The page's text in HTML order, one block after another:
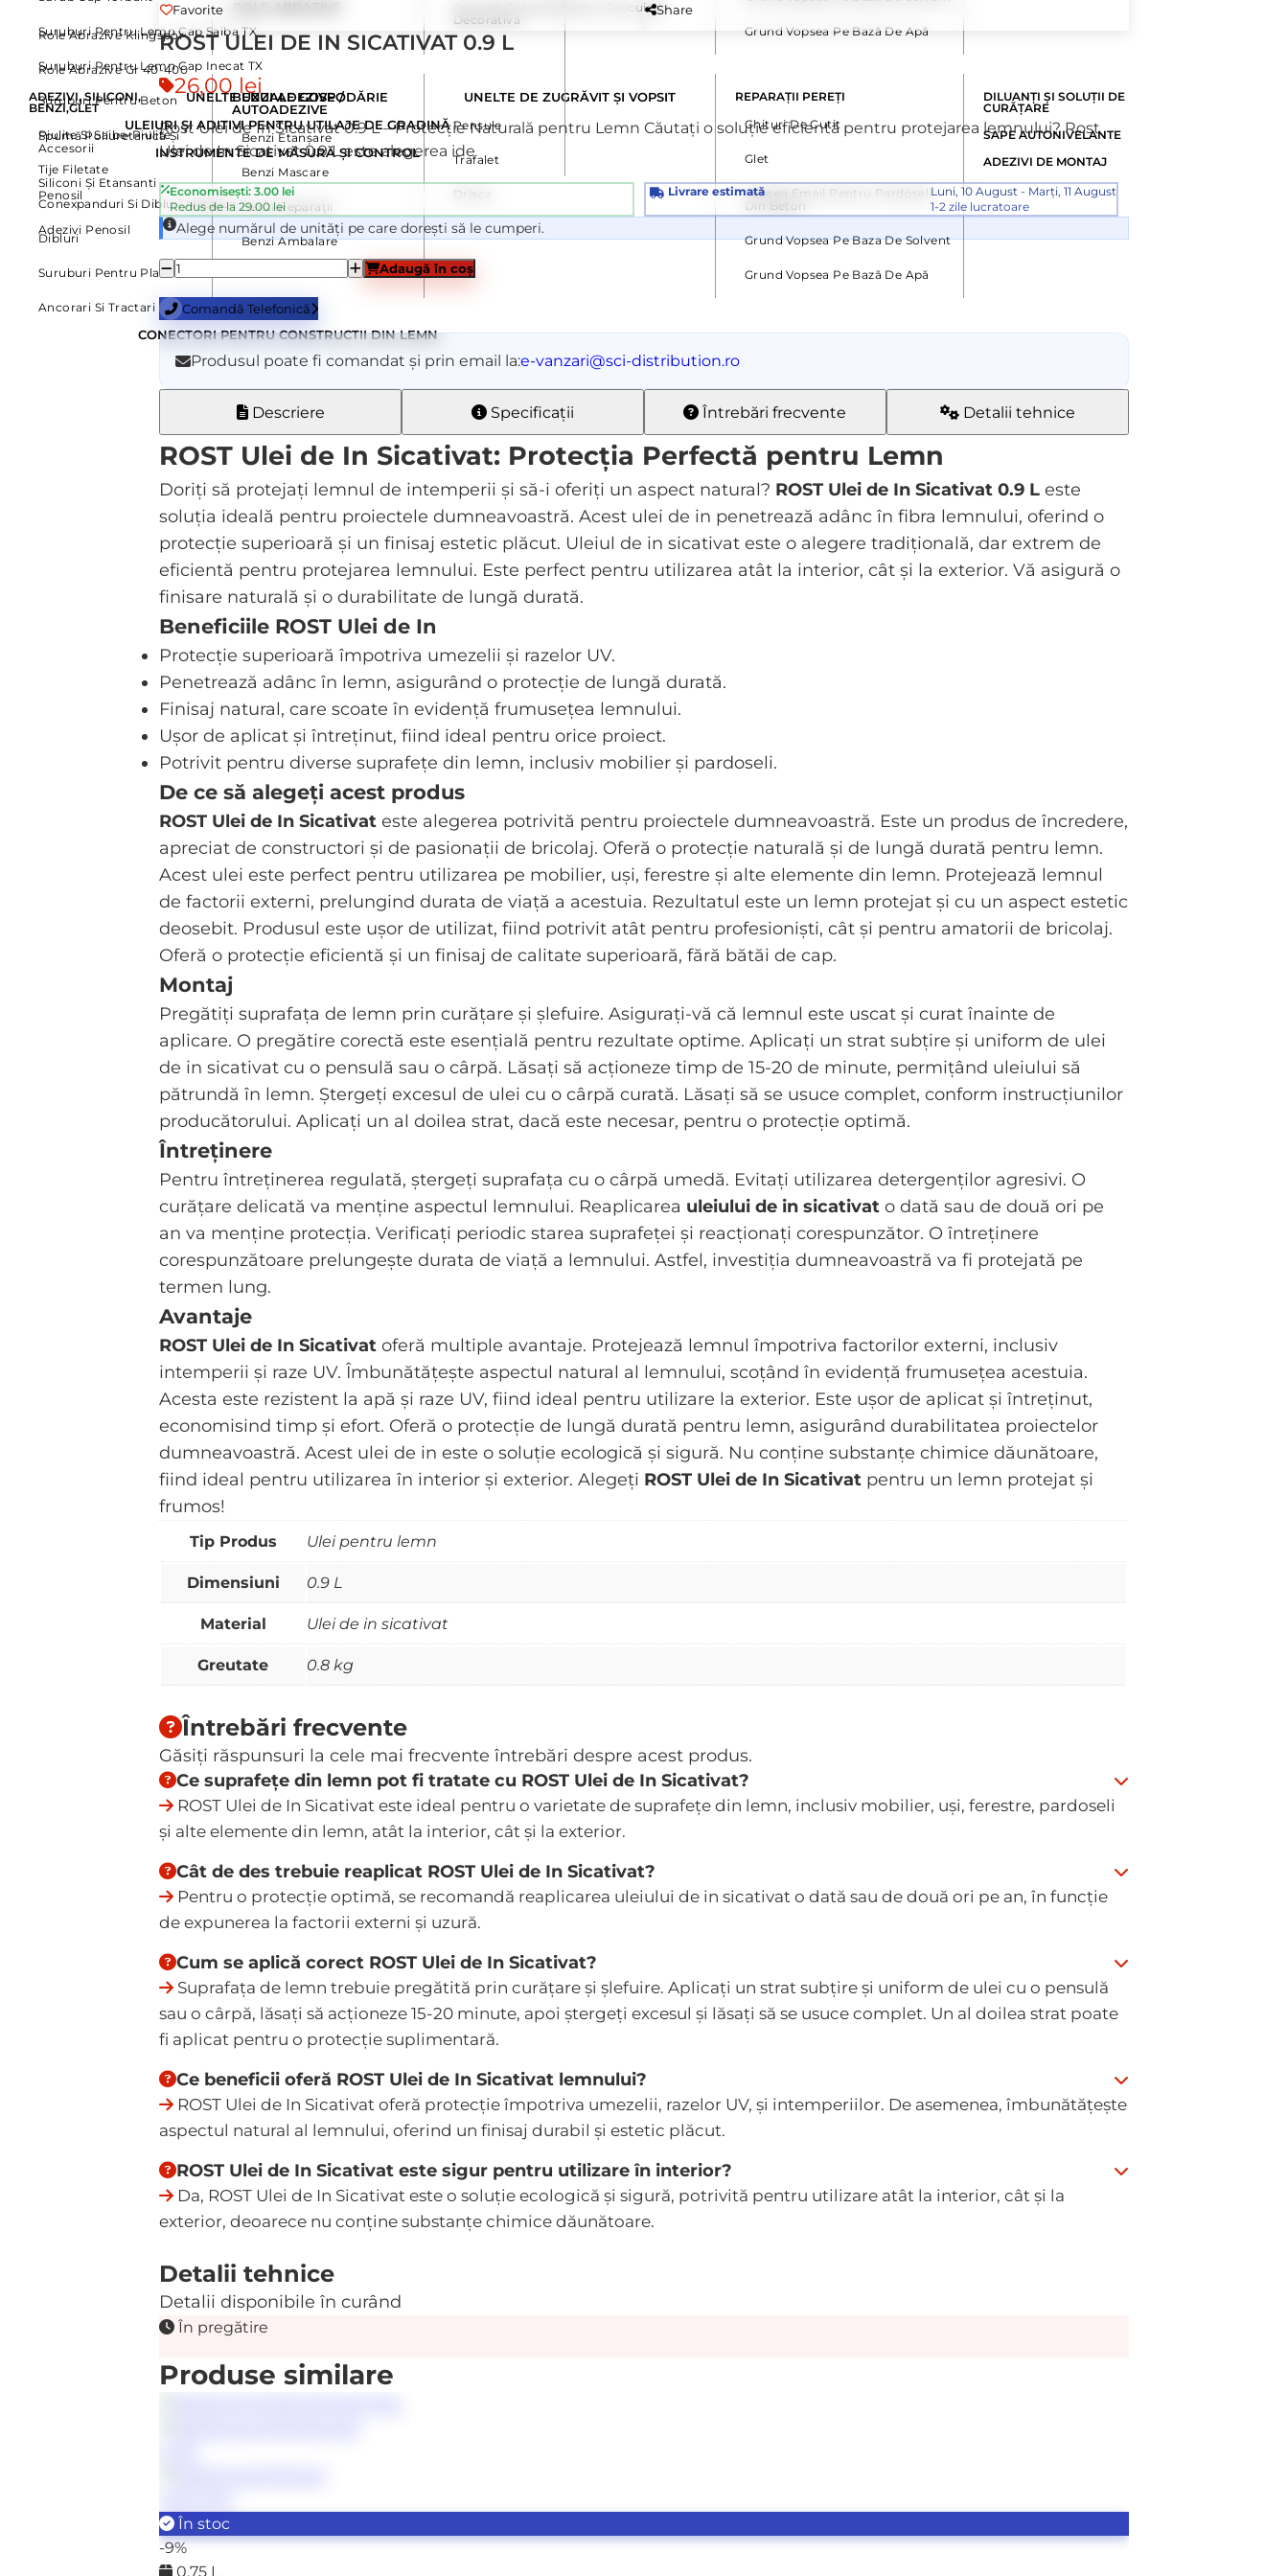
Amorsă Colorată Pentru Tencuială
Decorativă
Grund Vopsea Pe Bază De Apă
ADEZIVI, SILICONI,
BENZI,GLET
Spumă Poliuretanică Și
Accesorii
Siliconi Și Etansanti
Penosil
Adezivi Penosil
BENZI ADEZIVE /
AUTOADEZIVE
Benzi Etanșare
Benzi Mascare
Benzi Reparații
Benzi Ambalare
UNELTE DE ZUGRĂVIT ȘI VOPSIT
Pensule
Trafalet
Drisca
REPARAȚII PEREȚI
Chituri De Cutit
Glet
Vopsea Email Pentru Pardoseli
Din Beton
Grund Vopsea Pe Baza De Solvent
Grund Vopsea Pe Bază De Apă
DILUANȚI ȘI SOLUȚII DE
CURĂȚARE
SAPE AUTONIVELANTE
ADEZIVI DE MONTAJ
Suruburi Pentru Lemn Cap Saiba TX
Suruburi Pentru Lemn Cap Inecat TX
Suruburi Pentru Beton
Piulite Si Saibe-Piulite
Tije Filetate
Conexpanduri Si Dibluri Metalice
Dibluri
Suruburi Pentru Placa Policarbonat
Ancorari Si Tractari
CONECTORI PENTRU CONSTRUCTII DIN LEMN
Role Abrazive Klingspor
Role Abrazive Gr 40-400
UNELTE UZUALE GOSPODĂRIE
ULEIURI ȘI ADITIVI PENTRU UTILAJE DE GRADINĂ
INSTRUMENTE DE MĂSURĂ ȘI CONTROL
Favorite Share
ROST ULEI DE IN SICATIVAT 0.9 L
26,00lei
Rost Ulei de In Sicativat 0.9 L – Protecție Naturală pentru Lemn Căutați o soluție eficientă pentru protejarea lemnului? Rost
Ulei de In Sicativat 0.9 L este alegerea ide
Economisești: 3.00 lei
Redus de la 29.00 lei
Livrare estimată
Luni, 10 August - Marți, 11 August
1-2 zile lucratoare
Alege numărul de unități pe care dorești să le cumperi.
Adaugă în coș
Comandă Telefonică
Produsul poate fi comandat și prin email la:e-vanzari@sci-distribution.ro
Descriere Specificații Întrebări frecvente Detalii tehnice
ROST Ulei de In Sicativat: Protecția Perfectă pentru Lemn
Doriți să protejați lemnul de intemperii și să-i oferiți un aspect natural? ROST Ulei de In Sicativat 0.9 L este
soluția ideală pentru proiectele dumneavoastră. Acest ulei de in penetrează adânc în fibra lemnului, oferind o
protecție superioară și un finisaj estetic plăcut. Uleiul de in sicativat este o alegere tradițională, dar extrem de
eficientă pentru protejarea lemnului. Este perfect pentru utilizarea atât la interior, cât și la exterior. Vă asigură o
finisare naturală și o durabilitate de lungă durată.
Beneficiile ROST Ulei de In
Protecție superioară împotriva umezelii și razelor UV.
Penetrează adânc în lemn, asigurând o protecție de lungă durată.
Finisaj natural, care scoate în evidență frumusețea lemnului.
Ușor de aplicat și întreținut, fiind ideal pentru orice proiect.
Potrivit pentru diverse suprafețe din lemn, inclusiv mobilier și pardoseli.
De ce să alegeți acest produs
ROST Ulei de In Sicativat este alegerea potrivită pentru proiectele dumneavoastră. Este un produs de încredere,
apreciat de constructori și de pasionații de bricolaj. Oferă o protecție naturală și de lungă durată pentru lemn.
Acest ulei este perfect pentru utilizarea pe mobilier, uși, ferestre și alte elemente din lemn. Protejează lemnul
de factorii externi, prelungind durata de viață a acestuia. Rezultatul este un lemn protejat și cu un aspect estetic
deosebit. Produsul este ușor de utilizat, fiind potrivit atât pentru profesioniști, cât și pentru amatorii de bricolaj.
Oferă o protecție eficientă și un finisaj de calitate superioară, fără bătăi de cap.
Montaj
Pregătiți suprafața de lemn prin curățare și șlefuire. Asigurați-vă că lemnul este uscat și curat înainte de
aplicare. O pregătire corectă este esențială pentru rezultate optime. Aplicați un strat subțire și uniform de ulei
de in sicativat cu o pensulă sau o cârpă. Lăsați să acționeze timp de 15-20 de minute, permițând uleiului să
pătrundă în lemn. Ștergeți excesul de ulei cu o cârpă curată. Lăsați să se usuce complet, conform instrucțiunilor
producătorului. Aplicați un al doilea strat, dacă este necesar, pentru o protecție optimă.
Întreținere
Pentru întreținerea regulată, ștergeți suprafața cu o cârpă umedă. Evitați utilizarea detergenților agresivi. O
curățare delicată va menține aspectul lemnului. Reaplicarea uleiului de in sicativat o dată sau de două ori pe
an va menține protecția. Verificați periodic starea suprafeței și reacționați corespunzător. O întreținere
corespunzătoare prelungește durata de viață a lemnului. Astfel, investiția dumneavoastră va fi protejată pe
termen lung.
Avantaje
ROST Ulei de In Sicativat oferă multiple avantaje. Protejează lemnul împotriva factorilor externi, inclusiv
intemperii și raze UV. Îmbunătățește aspectul natural al lemnului, scoțând în evidență frumusețea acestuia.
Acesta este rezistent la apă și raze UV, fiind ideal pentru utilizare la exterior. Este ușor de aplicat și întreținut,
economisind timp și efort. Oferă o protecție de lungă durată pentru lemn, asigurând durabilitatea proiectelor
dumneavoastră. Acest ulei de in este o soluție ecologică și sigură. Nu conține substanțe chimice dăunătoare,
fiind ideal pentru utilizarea în interior și exterior. Alegeți ROST Ulei de In Sicativat pentru un lemn protejat și
frumos!
Tip Produs Ulei pentru lemn
Dimensiuni 0.9 L
Material Ulei de in sicativat
Greutate 0.8 kg
Întrebări frecvente
Găsiți răspunsuri la cele mai frecvente întrebări despre acest produs.
Ce suprafețe din lemn pot fi tratate cu ROST Ulei de In Sicativat?
ROST Ulei de In Sicativat este ideal pentru o varietate de suprafețe din lemn, inclusiv mobilier, uși, ferestre, pardoseli
și alte elemente din lemn, atât la interior, cât și la exterior.
Cât de des trebuie reaplicat ROST Ulei de In Sicativat?
Pentru o protecție optimă, se recomandă reaplicarea uleiului de in sicativat o dată sau de două ori pe an, în funcție
de expunerea la factorii externi și uzură.
Cum se aplică corect ROST Ulei de In Sicativat?
Suprafața de lemn trebuie pregătită prin curățare și șlefuire. Aplicați un strat subțire și uniform de ulei cu o pensulă
sau o cârpă, lăsați să acționeze 15-20 minute, apoi ștergeți excesul și lăsați să se usuce complet. Un al doilea strat poate
fi aplicat pentru o protecție suplimentară.
Ce beneficii oferă ROST Ulei de In Sicativat lemnului?
ROST Ulei de In Sicativat oferă protecție împotriva umezelii, razelor UV, și intemperiilor. De asemenea, îmbunătățește
aspectul natural al lemnului, oferind un finisaj durabil și estetic plăcut.
ROST Ulei de In Sicativat este sigur pentru utilizare în interior?
Da, ROST Ulei de In Sicativat este o soluție ecologică și sigură, potrivită pentru utilizare atât la interior, cât și la
exterior, deoarece nu conține substanțe chimice dăunătoare.
Detalii tehnice
Detalii disponibile în curând
În pregătire
Produse similare
În stoc
-9%
0.75 L